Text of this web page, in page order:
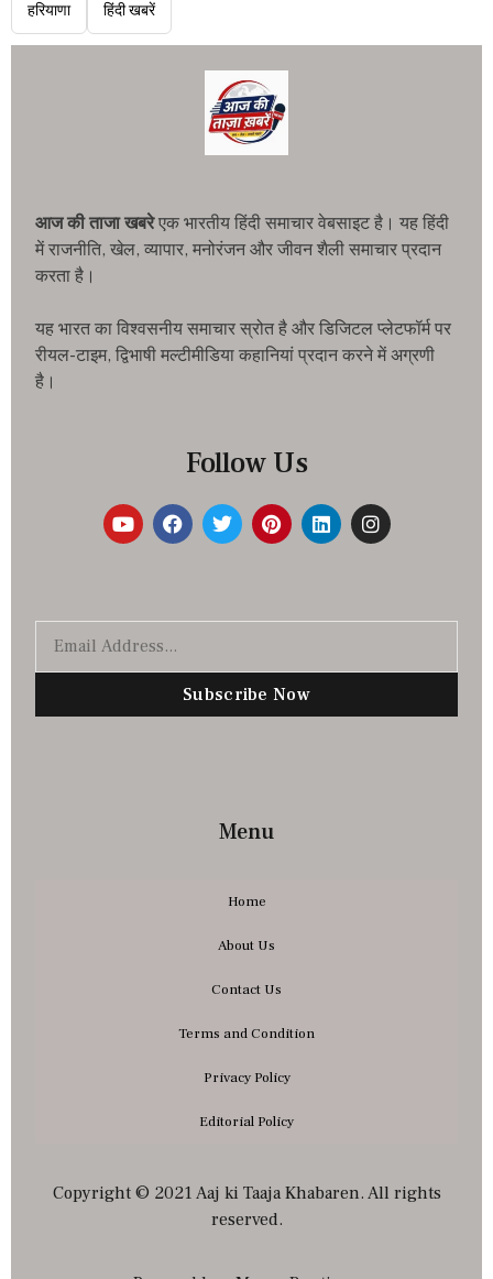
हरियाणा हिंदी खबरें
आज की ताजा खबरेएक भारतीय हिंदी समाचार वेबसाइट है। यह हिंदी
में राजनीति, खेल, व्यापार, मनोरंजन और जीवन शैली समाचार प्रदान
करता है।
यह भारत का विश्वसनीय समाचार स्रोत है और डिजिटल प्लेटफॉर्म पर
रीयल-टाइम, द्विभाषी मल्टीमीडिया कहानियां प्रदान करने में अग्रणी
है।
Follow Us
Subscribe Now
Menu
Home
About Us
Contact Us
Terms and Condition
Privacy Policy
Editorial Policy
Copyright © 2021 Aaj ki Taaja Khabaren. All rights
reserved.